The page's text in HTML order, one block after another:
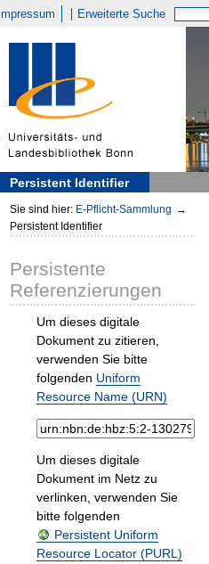
Impressum Erweiterte Suche
Persistent Identifier
Sie sind hier: E-Pflicht-Sammlung →
Persistent Identifier
Persistente
Referenzierungen
Um dieses digitale
Dokument zu zitieren,
verwenden Sie bitte
folgenden Uniform
Resource Name (URN)
Um dieses digitale
Dokument im Netz zu
verlinken, verwenden Sie
bitte folgenden
Persistent Uniform
Resource Locator (PURL)